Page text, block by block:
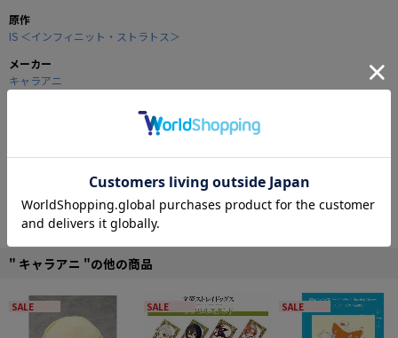
原作
IS ＜インフィニット・ストラトス＞
メーカー
キャラアニ
IS学園でのロッカールームの1コマで、是非貴方のデスクを彩って下さいね！
■A3サイズ（縦297×横420mm ）
■素材：スエード生地 ラミネート加工
© 2011 Izuru Yumizuru, MEDIA FACTORY/Project IS
" キャラアニ "の他の商品
SALE SALE SALE